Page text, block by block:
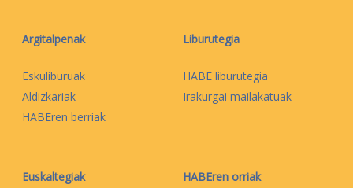
Argitalpenak
Eskuliburuak
Aldizkariak
HABEren berriak
Liburutegia
HABE liburutegia
Irakurgai mailakatuak
Euskaltegiak HABEren orriak